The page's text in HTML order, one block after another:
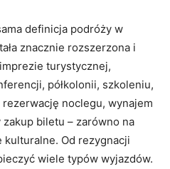
definicja podróży w
znacznie rozszerzona i
turystycznej,
półkolonii, szkoleniu,
noclegu, wynajem
biletu – zarówno na
kulturalne. Od rezygnacji
wiele typów wyjazdów.